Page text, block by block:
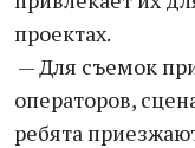
проектах.
— Для съемок
операторов,
ребята